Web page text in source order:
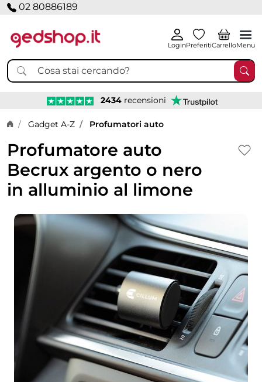
02 80886189
LoginPreferitiCarrelloMenu
2434 recensioni
Home page
Gadget A-Z Profumatori auto
Profumatore auto
Becrux argento o nero
in alluminio al limone